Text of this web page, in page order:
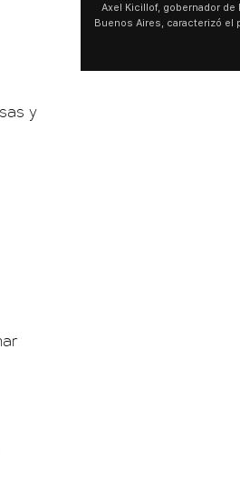
y
Axel Kicillof, gobernador de
Buenos Aires, caracterizó el
como "una lista sábana con
y destacó "la movilización